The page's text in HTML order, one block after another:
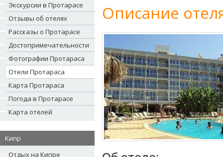
Экскурсии в Протарасе
Отзывы об отелях
Рассказы о Протарасе
Достопримечательности
Фотографии Протараса
Отели Протараса
Карта Протараса
Погода в Протарасе
Карта отелей
Кипр
Отдых на Кипре
Описание